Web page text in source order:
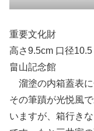
重要文化財
高さ9.5cm 口径
畠山記念館
溜塗の内箱蓋表に
その筆蹟が光悦風
いますが、箱行き